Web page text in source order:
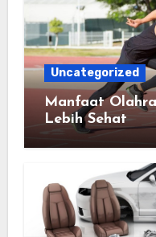
Uncategorized
Manfaat
Lebih Sehat